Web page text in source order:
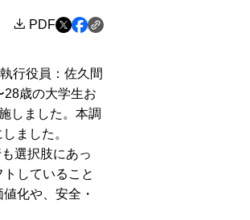
PDF
行役員：佐久間
歳の大学生お
しました。本調
ました。
選択肢にあっ
していること
化や、安全・